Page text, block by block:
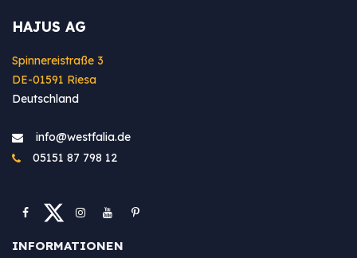
HAJUS AG
Spinnereistraße 3
DE-01591 Riesa
Deutschland
info@westfa​lia.de
05151 87 798 12
INFORMATIONEN